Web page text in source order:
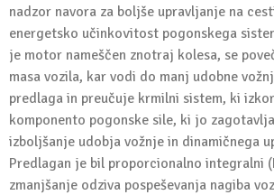
nadzor navora za boljše upravljanje na
energetsko učinkovitost pogonskega
je motor nameščen znotraj kolesa, se
masa vozila, kar vodi do manj udobne
predlaga in preučuje krmilni sistem, ki
komponento pogonske sile, ki jo
izboljšanje udobja vožnje in dinamičnega
Predlagan je bil proporcionalno integralni
zmanjšanje odziva pospeševanja nagiba